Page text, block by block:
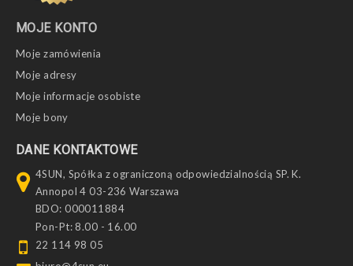
MOJE KONTO
Moje zamówienia
Moje adresy
Moje informacje osobiste
Moje bony
DANE KONTAKTOWE
4SUN, Spółka z ograniczoną odpowiedzialnością SP. K.
Annopol 4 03-236 Warszawa
BDO: 000011884
Pon-Pt: 8.00 - 16.00
22 114 98 05